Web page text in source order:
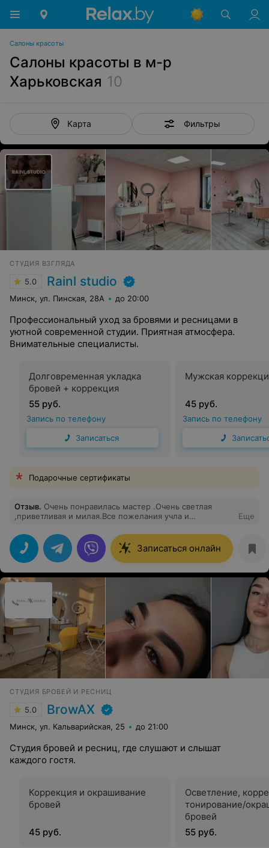
Салоны красоты
Салоны красоты в м-р
Харьковская 10
Карта Фильтры
СТУДИЯ ВЗГЛЯДА
5.0 Rainl studio
Минск, ул. Пинская, 28А до 20:00
Профессиональный уход за бровями и ресницами в
уютной современной студии. Приятная атмосфера.
Внимательные специалисты.
Долговременная укладка
бровей + коррекция
55 руб.
Запись по телефону
Записаться
Мужская
45 руб.
Запись по телефону
Подарочные сертификаты
Отзыв. Очень понравилась мастер .Очень светлая
,приветливая и милая.Все пожелания учла и
совершенно не больно.Оттенок подобрала прям как я
хотела.Благодарю
Еще
Записаться онлайн
СТУДИЯ БРОВЕЙ И РЕСНИЦ
5.0 BrowAX
Минск, ул. Кальварийская, 25 до 21:00
Студия бровей и ресниц, где слушают и слышат
каждого гостя.
Коррекция и окрашивание
бровей
45 руб.
Осветление,
тонирование/
бровей
55 руб.